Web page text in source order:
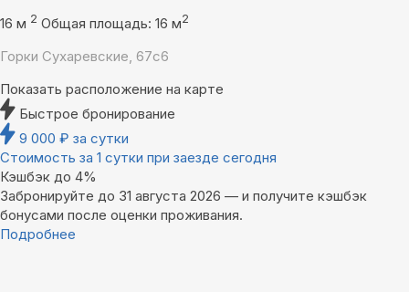
16 м 2 Общая площадь: 16 м2
Горки Сухаревские, 67с6
Показать расположение на карте
Быстрое бронирование
9 000 ₽ за сутки
Стоимость за 1 сутки при заезде сегодня
Кэшбэк до 4%
Забронируйте до 31 августа 2026 — и получите кэшбэк
бонусами после оценки проживания.
Подробнее